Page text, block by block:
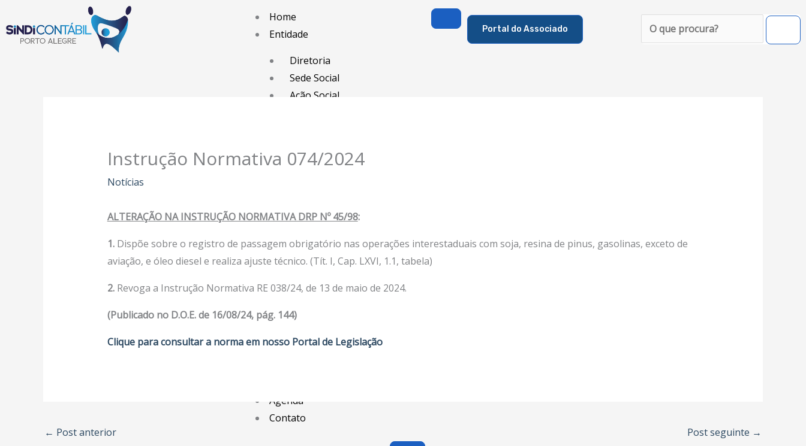
para
Home
Entidade
Diretoria
Sede Social
Ação Social
Contribuições
Filiação Sindical
Serviços
Assessoria Juridica
Vagas/Oportunidades
Cursos
Agenda
Contato
Portal do Associado
Pesquisar
Instrução Normativa 074/2024
Notícias
ALTERAÇÃO NA INSTRUÇÃO NORMATIVA DRP Nº 45/98:
1. Dispõe sobre o registro de passagem obrigatório nas operações interestaduais com soja, resina de pinus, gasolinas, exceto de
aviação, e óleo diesel e realiza ajuste técnico. (Tít. I, Cap. LXVI, 1.1, tabela)
2.Revoga a Instrução Normativa RE 038/24, de 13 de maio de 2024.
(Publicado no D.O.E. de 16/08/24, pág. 144)
Clique para consultar a norma em nosso Portal de Legislação
← Post anterior Post seguinte →